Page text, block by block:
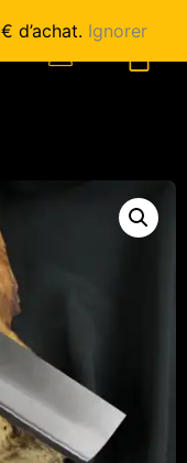
d’achat. Ignorer